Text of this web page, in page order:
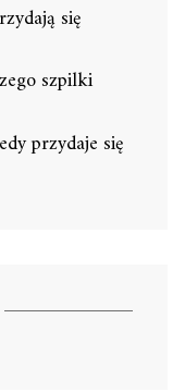
się
szpilki
przydaje się